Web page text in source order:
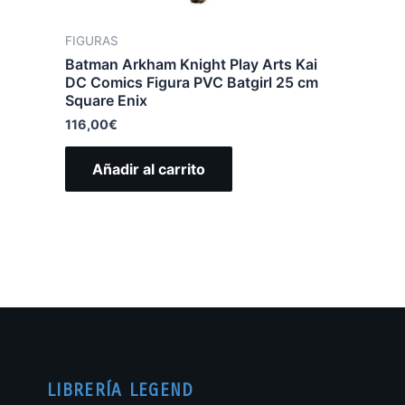
FIGURAS
Batman Arkham Knight Play Arts Kai
DC Comics Figura PVC Batgirl 25 cm
Square Enix
116,00€
Añadir al carrito
LIBRERÍA LEGEND